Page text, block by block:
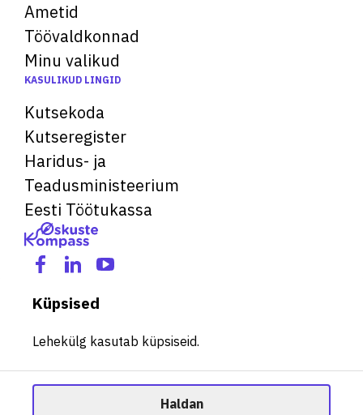
Ametid
Töövaldkonnad
Minu valikud
KASULIKUD LINGID
Kutsekoda
Kutseregister
Haridus- ja
Teadusministeerium
Eesti Töötukassa
Küpsised
Lehekülg kasutab küpsiseid.
Haldan